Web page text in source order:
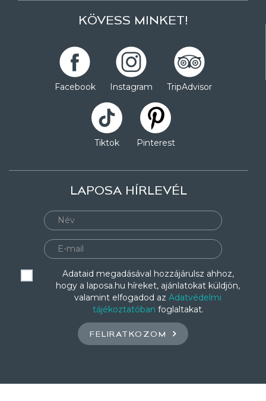
KÖVESS MINKET!
Facebook Instagram TripAdvisor
Tiktok Pinterest
LAPOSA HÍRLEVÉL
Adataid megadásával hozzájárulsz ahhoz,
hogy a laposa.hu híreket, ajánlatokat küldjön,
valamint elfogadod az Adatvédelmi
tájékoztatóban foglaltakat.
FELIRATKOZOM